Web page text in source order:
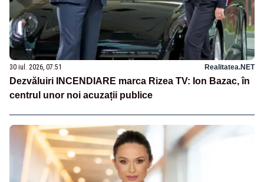
30 iul. 2026, 07:51 Realitatea.NET
Dezvăluiri INCENDIARE marca Rizea TV: Ion Bazac, în
centrul unor noi acuzații publice